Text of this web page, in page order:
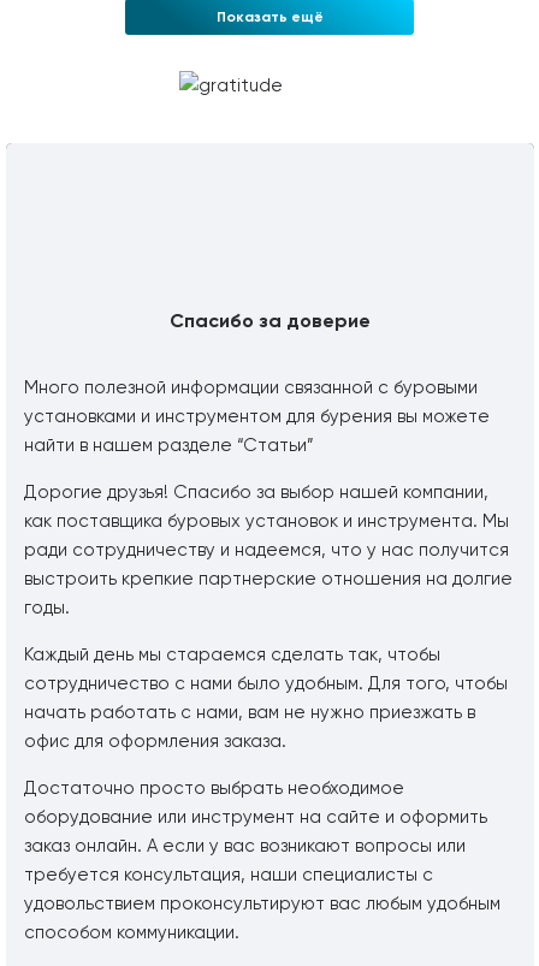
Показать ещё
Спасибо за доверие
Много полезной информации связанной с буровыми
установками и инструментом для бурения вы можете
найти в нашем разделе “Статьи”
Дорогие друзья! Спасибо за выбор нашей компании,
как поставщика буровых установок и инструмента. Мы
ради сотрудничеству и надеемся, что у нас получится
выстроить крепкие партнерские отношения на долгие
годы.
Каждый день мы стараемся сделать так, чтобы
сотрудничество с нами было удобным. Для того, чтобы
начать работать с нами, вам не нужно приезжать в
офис для оформления заказа.
Достаточно просто выбрать необходимое
оборудование или инструмент на сайте и оформить
заказ онлайн. А если у вас возникают вопросы или
требуется консультация, наши специалисты с
удовольствием проконсультируют вас любым удобным
способом коммуникации.